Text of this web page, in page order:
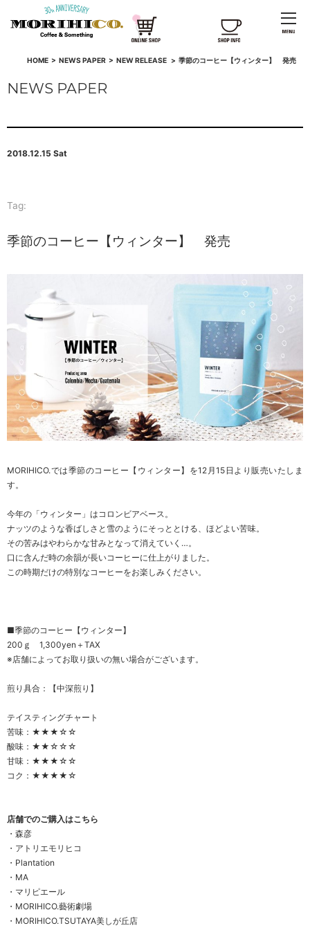
HOME> NEWS PAPER> NEW RELEASE > 季節のコーヒー【ウィンター】 発売
NEWS PAPER
2018.12.15 Sat
Tag:
季節のコーヒー【ウィンター】 発売
MORIHICO.では季節のコーヒー【ウィンター】を12月15日より販売いたしま
す。
今年の「ウィンター」はコロンビアベース。
ナッツのような香ばしさと雪のようにそっととける、ほどよい苦味。
その苦みはやわらかな甘みとなって消えていく…。
口に含んだ時の余韻が長いコーヒーに仕上がりました。
この時期だけの特別なコーヒーをお楽しみください。
■季節のコーヒー【ウィンター】
200ｇ 1,300yen＋TAX
※店舗によってお取り扱いの無い場合がございます。
煎り具合：【中深煎り】
テイスティングチャート
苦味：★★★☆☆
酸味：★★☆☆☆
甘味：★★★☆☆
コク：★★★★☆
店舗でのご購入はこちら
・ 森彦
・ アトリエモリヒコ
・ Plantation
・ MA
・ マリピエール
・ MORIHICO.藝術劇場
・ MORIHICO.TSUTAYA美しが丘店